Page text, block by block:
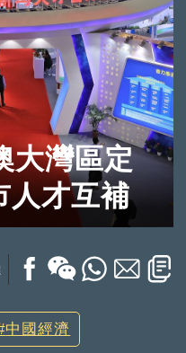
大灣區定
人才互補
中國經濟